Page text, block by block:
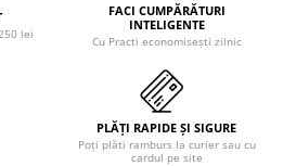
lei
FACI CUMPĂRĂTURI
INTELIGENTE
Cu Practi economisești zilnic
PLĂȚI RAPIDE ȘI SIGURE
Poți plăti ramburs la curier sau cu
cardul pe site